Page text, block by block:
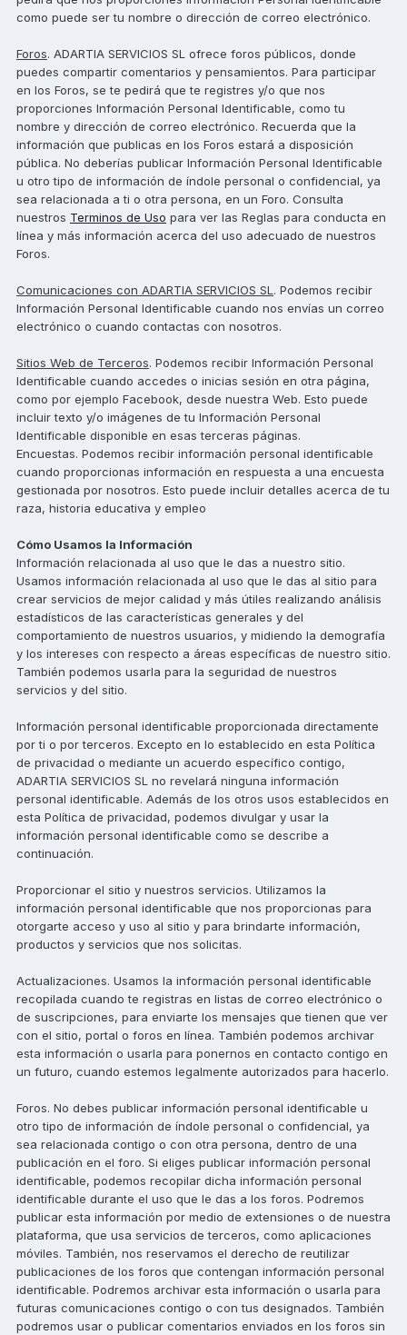
como puede ser tu nombre o dirección de correo electrónico.
Foros. ADARTIA SERVICIOS SL ofrece foros públicos, donde
puedes compartir comentarios y pensamientos. Para participar
en los Foros, se te pedirá que te registres y/o que nos
proporciones Información Personal Identificable, como tu
nombre y dirección de correo electrónico. Recuerda que la
información que publicas en los Foros estará a disposición
pública. No deberías publicar Información Personal Identificable
u otro tipo de información de índole personal o confidencial, ya
sea relacionada a ti o otra persona, en un Foro. Consulta
nuestros Terminos de Uso para ver las Reglas para conducta en
línea y más información acerca del uso adecuado de nuestros
Foros.
Comunicaciones con ADARTIA SERVICIOS SL . Podemos recibir
Información Personal Identificable cuando nos envías un correo
electrónico o cuando contactas con nosotros.
Sitios Web de Terceros. Podemos recibir Información Personal
Identificable cuando accedes o inicias sesión en otra página,
como por ejemplo Facebook, desde nuestra Web. Esto puede
incluir texto y/o imágenes de tu Información Personal
Identificable disponible en esas terceras páginas.
Encuestas. Podemos recibir información personal identificable
cuando proporcionas información en respuesta a una encuesta
gestionada por nosotros. Esto puede incluir detalles acerca de tu
raza, historia educativa y empleo
Cómo Usamos la Información
Información relacionada al uso que le das a nuestro sitio.
Usamos información relacionada al uso que le das al sitio para
crear servicios de mejor calidad y más útiles realizando análisis
estadísticos de las características generales y del
comportamiento de nuestros usuarios, y midiendo la demografía
y los intereses con respecto a áreas específicas de nuestro sitio.
También podemos usarla para la seguridad de nuestros
servicios y del sitio.
Información personal identificable proporcionada directamente
por ti o por terceros. Excepto en lo establecido en esta Política
de privacidad o mediante un acuerdo específico contigo,
ADARTIA SERVICIOS SL no revelará ninguna información
personal identificable. Además de los otros usos establecidos en
esta Política de privacidad, podemos divulgar y usar la
información personal identificable como se describe a
continuación.
Proporcionar el sitio y nuestros servicios. Utilizamos la
información personal identificable que nos proporcionas para
otorgarte acceso y uso al sitio y para brindarte información,
productos y servicios que nos solicitas.
Actualizaciones. Usamos la información personal identificable
recopilada cuando te registras en listas de correo electrónico o
de suscripciones, para enviarte los mensajes que tienen que ver
con el sitio, portal o foros en línea. También podemos archivar
esta información o usarla para ponernos en contacto contigo en
un futuro, cuando estemos legalmente autorizados para hacerlo.
Foros. No debes publicar información personal identificable u
otro tipo de información de índole personal o confidencial, ya
sea relacionada contigo o con otra persona, dentro de una
publicación en el foro. Si eliges publicar información personal
identificable, podemos recopilar dicha información personal
identificable durante el uso que le das a los foros. Podremos
publicar esta información por medio de extensiones o de nuestra
plataforma, que usa servicios de terceros, como aplicaciones
móviles. También, nos reservamos el derecho de reutilizar
publicaciones de los foros que contengan información personal
identificable. Podremos archivar esta información o usarla para
futuras comunicaciones contigo o con tus designados. También
podremos usar o publicar comentarios enviados en los foros sin